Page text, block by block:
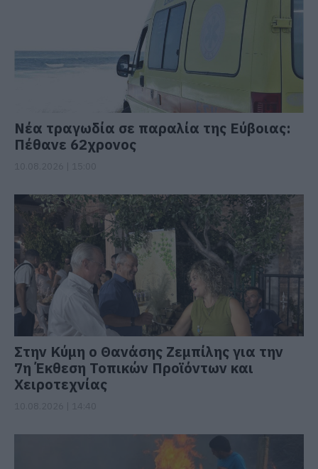
Νέα τραγωδία σε παραλία της Εύβοιας:
Πέθανε 62χρονος
Στην Κύμη ο Θανάσης Ζεμπίλης για την
7η Έκθεση Τοπικών Προϊόντων και
Χειροτεχνίας